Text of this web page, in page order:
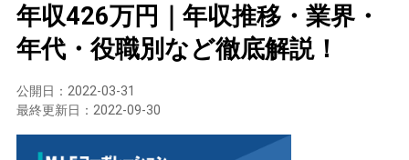
年収426万円｜年収推移・業界・
年代・役職別など徹底解説！
公開日： 2022-03-31
最終更新日： 2022-09-30